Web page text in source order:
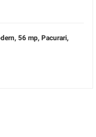
56 mp, Pacurari,